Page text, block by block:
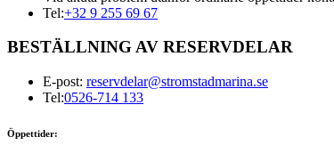
Tel:+32 9 255 69 67
BESTÄLLNING AV RESERVDELAR
E-post: reservdelar@stromstadmarina.se
Tel:0526-714 133
Öppettider: